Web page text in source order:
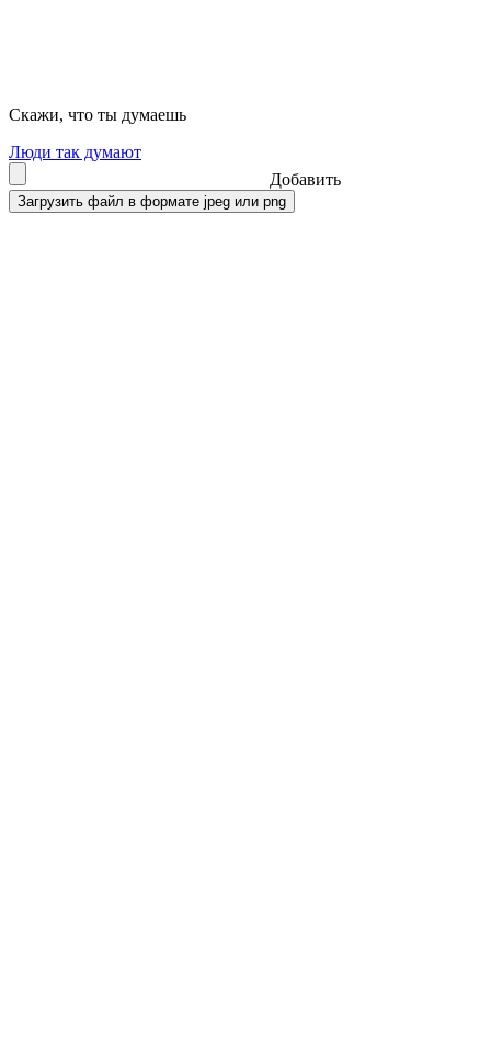
Скажи, что ты думаешь
Люди так думают
Добавить